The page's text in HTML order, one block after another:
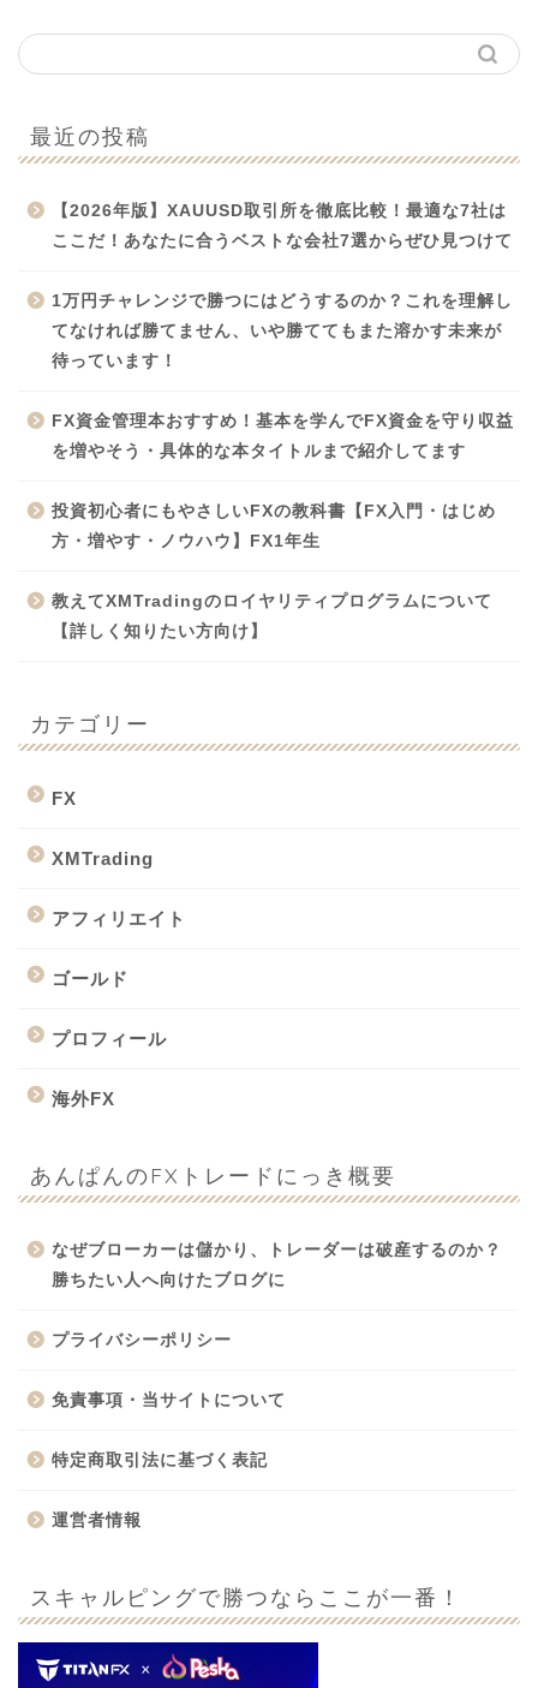
最近の投稿
【2026年版】XAUUSD取引所を徹底比較！最適な7社は
ここだ！あなたに合うベストな会社7選からぜひ見つけて
1万円チャレンジで勝つにはどうするのか？これを理解し
てなければ勝てません、いや勝ててもまた溶かす未来が
待っています！
FX資金管理本おすすめ！基本を学んでFX資金を守り収益
を増やそう・具体的な本タイトルまで紹介してます
投資初心者にもやさしいFXの教科書【FX入門・はじめ
方・増やす・ノウハウ】FX1年生
教えてXMTradingのロイヤリティプログラムについて
【詳しく知りたい方向け】
カテゴリー
FX
XMTrading
アフィリエイト
ゴールド
プロフィール
海外FX
あんぱんのFXトレードにっき概要
なぜブローカーは儲かり、トレーダーは破産するのか？
勝ちたい人へ向けたブログに
プライバシーポリシー
免責事項・当サイトについて
特定商取引法に基づく表記
運営者情報
スキャルピングで勝つならここが一番！